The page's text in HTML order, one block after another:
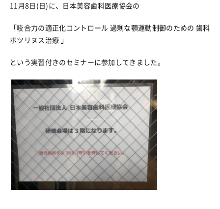
11月8日(日)に、日本美容歯科医療協会の
「咬合力の適正化コントロール 過剰な顎運動制御のための 歯科
ボツリヌス治療 」
という実習付きのセミナーに参加してきました。